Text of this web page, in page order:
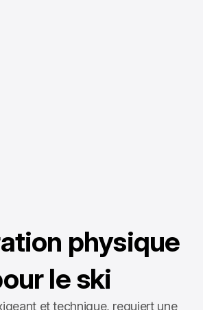
physique
le ski
et technique, requiert une